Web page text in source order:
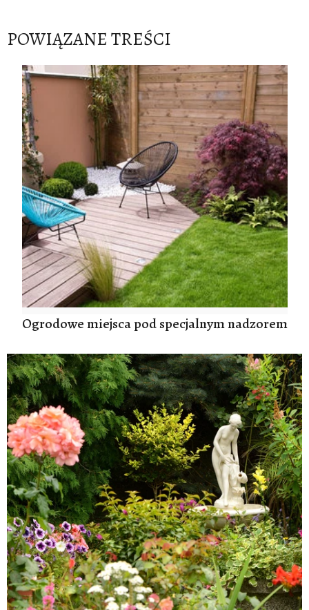
POWIĄZANE TREŚCI
Ogrodowe miejsca pod specjalnym nadzorem